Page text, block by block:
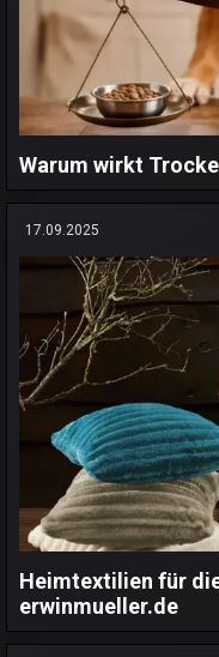
Warum wirkt
17.09.2025
Heimtextilien für
erwinmueller.de